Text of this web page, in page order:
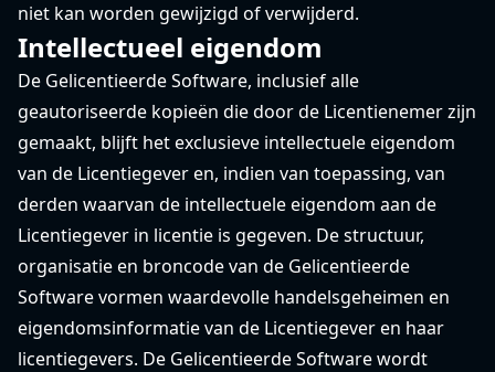
niet kan worden gewijzigd of verwijderd.
Intellectueel eigendom
De Gelicentieerde Software, inclusief alle
geautoriseerde kopieën die door de Licentienemer zijn
gemaakt, blijft het exclusieve intellectuele eigendom
van de Licentiegever en, indien van toepassing, van
derden waarvan de intellectuele eigendom aan de
Licentiegever in licentie is gegeven. De structuur,
organisatie en broncode van de Gelicentieerde
Software vormen waardevolle handelsgeheimen en
eigendomsinformatie van de Licentiegever en haar
licentiegevers. De Gelicentieerde Software wordt